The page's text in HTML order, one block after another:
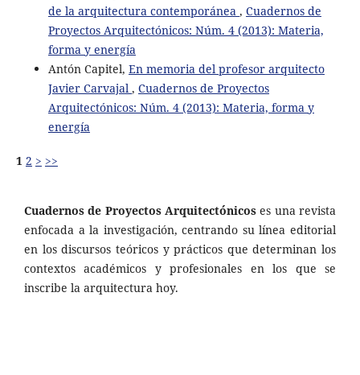
de la arquitectura contemporánea , Cuadernos de
Proyectos Arquitectónicos: Núm. 4 (2013): Materia,
forma y energía
Antón Capitel, En memoria del profesor arquitecto
Javier Carvajal , Cuadernos de Proyectos
Arquitectónicos: Núm. 4 (2013): Materia, forma y
energía
1 2 > >>
Cuadernos de Proyectos Arquitectónicos es una revista
enfocada a la investigación, centrando su línea editorial
en los discursos teóricos y prácticos que determinan los
contextos académicos y profesionales en los que se
inscribe la arquitectura hoy.